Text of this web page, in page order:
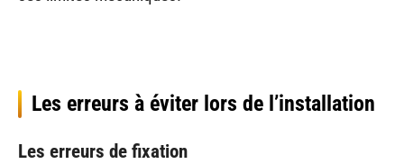
Les erreurs à éviter lors de l’installation
Les erreurs de fixation